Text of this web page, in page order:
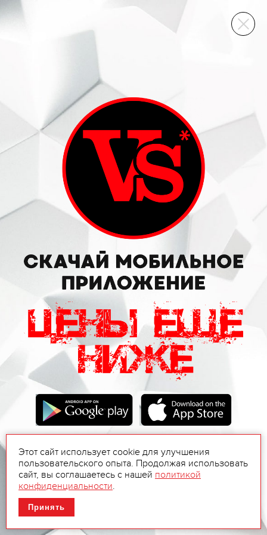
ВИННЫЙ СКЛАД
Этот сайт использует cookie для улучшения
пользовательского опыта. Продолжая использовать
сайт, вы соглашаетесь с нашей политикой
конфиденциальности.
Принять